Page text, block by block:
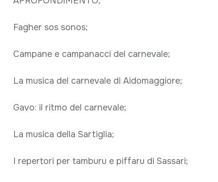
Fagher sos sonos;
Campane e campanacci del carnevale;
La musica del carnevale di Aidomaggiore;
Gavo: il ritmo del carnevale;
La musica della Sartiglia;
I repertori per tamburu e piffaru di Sassari;